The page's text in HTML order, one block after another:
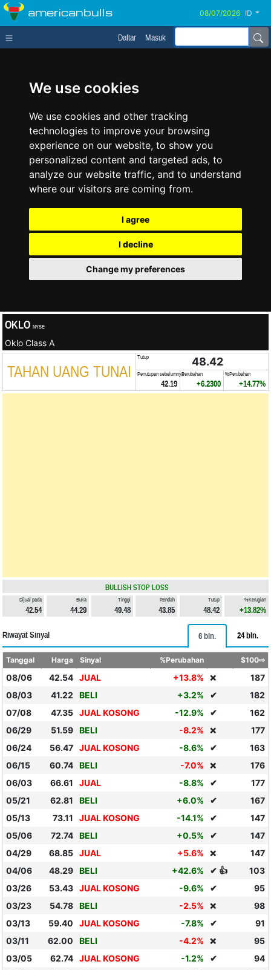
We use cookies
We use cookies and other tracking
technologies to improve your browsing
experience on our website, to show you
personalized content and targeted ads, to
analyze our website traffic, and to understand
where our visitors are coming from.
I agree
I decline
Change my preferences
americanbulls ID
Daftar Masuk
OKLO NYSE
Oklo Class A
TAHAN UANG TUNAI
Tutup 48.42
Penutupan sebelumnya
42.19
Perubahan
+6.2300
%Perubahan
+14.77%
BULLISH STOP LOSS
Dijual pada
42.54
Buka
44.29
Tinggi
49.48
Rendah
43.85
Tutup
48.42
%Kerugian
+13.82%
Riwayat Sinyal 6 bln. 24 bln.
Tanggal Harga Sinyal %Perubahan $100⇨
08/06 42.54 JUAL +13.8% ❌
187
08/03
41.22 BELI +3.2% ✔
182
07/08
47.35 JUAL KOSONG -12.9% ✔
162
06/29
51.59 BELI -8.2% ❌
177
06/24
56.47 JUAL KOSONG -8.6% ✔
163
06/15
60.74 BELI -7.0% ❌
176
06/03
66.61 JUAL -8.8% ✔
177
05/21
62.81 BELI +6.0% ✔
167
05/13
73.11 JUAL KOSONG -14.1% ✔
147
05/06
72.74 BELI +0.5% ✔
147
04/29
68.85 JUAL +5.6% ❌
147
04/06
48.29 BELI +42.6% ✔ 👍
103
03/26
53.43 JUAL KOSONG -9.6% ✔
95
03/23
54.78 BELI -2.5% ❌
98
03/13
59.40 JUAL KOSONG -7.8% ✔
91
03/11
62.00 BELI -4.2% ❌
95
03/05
62.74 JUAL KOSONG -1.2% ✔
94